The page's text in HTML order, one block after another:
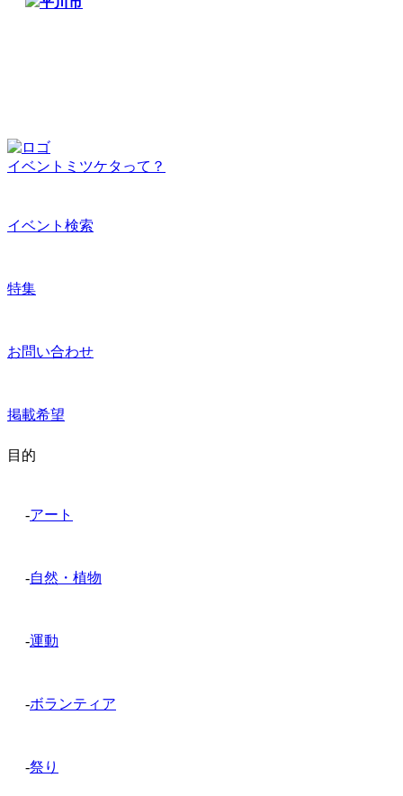
イベントミツケタって？
イベント検索
特集
お問い合わせ
掲載希望
目的
-アート
-自然・植物
-運動
-ボランティア
-祭り